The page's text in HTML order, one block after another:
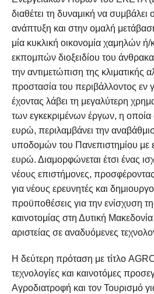
διαθέτει τη δυναμική να συμβάλει
ανάπτυξη και στην ομαλή
μία κυκλική οικονομία χαμηλών ή/
εκπομπών διοξειδίου του
την αντιμετώπιση της κλιματικής
προστασία του περιβάλλοντος εν
έχοντας λάβει τη μεγαλύτερη
των εγκεκριμένων έργων, η οποία
ευρώ, περιλαμβάνει την
υποδομών του Πανεπιστημίου με
ευρώ. Διαμορφώνεται έτσι ένας
νέους επιστήμονες,
για νέους ερευνητές και
προϋποθέσεις για την ενίσχυση
καινοτομίας στη Δυτική
αριστείας σε αναδυόμενες
Η δεύτερη πρόταση με τίτλο
τεχνολογίες και καινοτόμες
Αγροδιατροφή και τον Τουρισμό